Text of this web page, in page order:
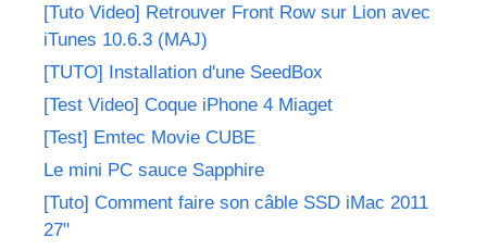
[Tuto Video] Retrouver Front Row sur Lion avec
iTunes 10.6.3 (MAJ)
[TUTO] Installation d'une SeedBox
[Test Video] Coque iPhone 4 Miaget
[Test] Emtec Movie CUBE
Le mini PC sauce Sapphire
[Tuto] Comment faire son câble SSD iMac 2011
27"